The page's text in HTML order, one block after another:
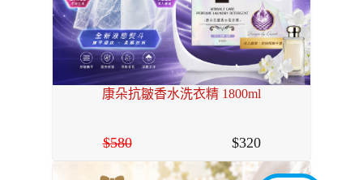
康朵抗皺香水洗衣精 1800ml
580 320